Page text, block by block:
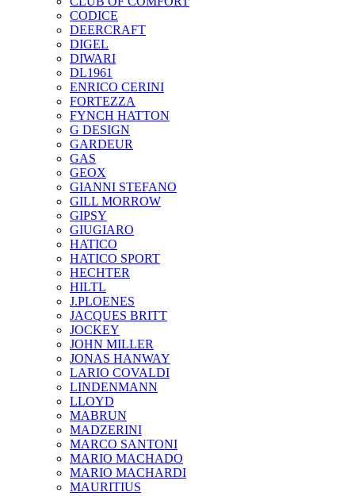
CODICE
DEERCRAFT
DIGEL
DIWARI
DL1961
ENRICO CERINI
FORTEZZA
FYNCH HATTON
G DESIGN
GARDEUR
GAS
GEOX
GIANNI STEFANO
GILL MORROW
GIPSY
GIUGIARO
HATICO
HATICO SPORT
HECHTER
HILTL
J.PLOENES
JAСQUES BRITT
JOCKEY
JOHN MILLER
JONAS HANWAY
LARIO COVALDI
LINDENMANN
LLOYD
MABRUN
MADZERINI
MARCO SANTONI
MARIO MACHADO
MARIO MACHARDI
MAURITIUS